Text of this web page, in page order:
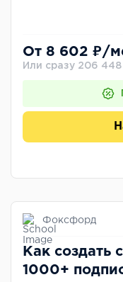
От 8 602 ₽/
Или сразу 206 448
Фоксфорд
Как создать
1000+